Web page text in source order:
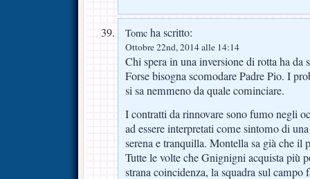
Tomc ha scritto:
Ottobre 22nd, 2014 alle 14:14
Chi spera in una inversione di rotta ha da
Forse bisogna scomodare Padre Pio. I
si sa nemmeno da quale cominciare.
I contratti da rinnovare sono fumo negli
ad essere interpretati come sintomo di
serena e tranquilla. Montella sa già che il
Tutte le volte che Gnignigni acquista più
strana coincidenza, la squadra sul